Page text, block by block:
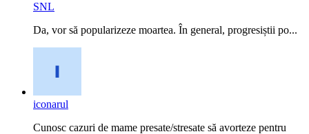
SNL
Da, vor să popularizeze moartea. În general, progresiștii po...
iconarul
Cunosc cazuri de mame presate/stresate să avorteze pentru